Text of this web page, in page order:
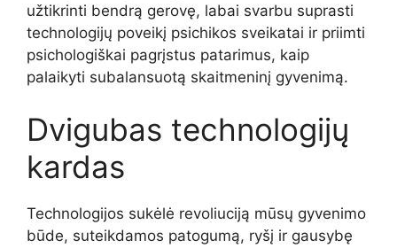
užtikrinti bendrą gerovę, labai svarbu suprasti
technologijų poveikį psichikos sveikatai ir priimti
psichologiškai pagrįstus patarimus, kaip
palaikyti subalansuotą skaitmeninį gyvenimą.
Dvigubas technologijų
kardas
Technologijos sukėlė revoliuciją mūsų gyvenimo
būde, suteikdamos patogumą, ryšį ir gausybę